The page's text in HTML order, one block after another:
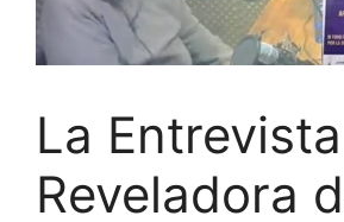
La Entrevista
Reveladora